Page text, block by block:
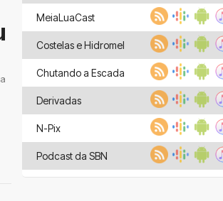
MeiaLuaCast
Costelas e Hidromel
Chutando a Escada
Derivadas
N-Pix
Podcast da SBN